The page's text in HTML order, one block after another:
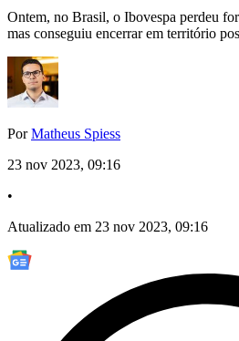
Ontem, no Brasil, o Ibovespa perdeu
mas conseguiu encerrar em território
PorMatheus Spiess
23 nov 2023, 09:16
•
Atualizado em 23 nov 2023, 09:16